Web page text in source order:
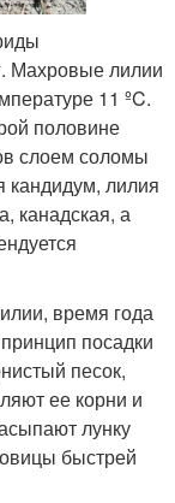
Махровые лилии
11 ºC.
половине
слоем соломы
кандидум, лилия
канадская, а
время года
посадки
песок,
ее корни и
лунку
быстрей